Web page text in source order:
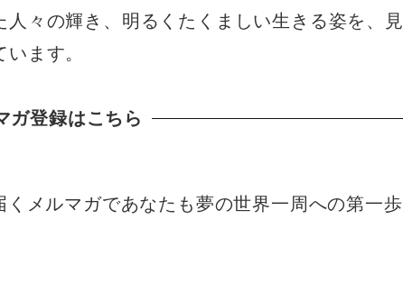
々の輝き、明るくたくましい生きる姿を、
ます。
ガ登録はこちら
くメルマガであなたも夢の世界一周への第一